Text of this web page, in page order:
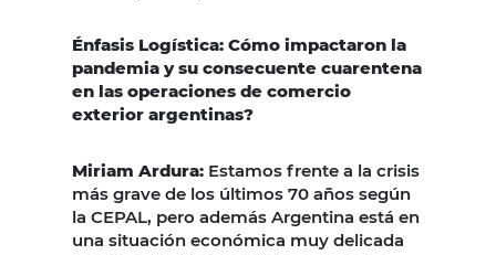
Énfasis Logística: Cómo impactaron la
pandemia y su consecuente cuarentena
en las operaciones de comercio
exterior argentinas?
Miriam Ardura: Estamos frente a la crisis
más grave de los últimos 70 años según
la CEPAL, pero además Argentina está en
una situación económica muy delicada